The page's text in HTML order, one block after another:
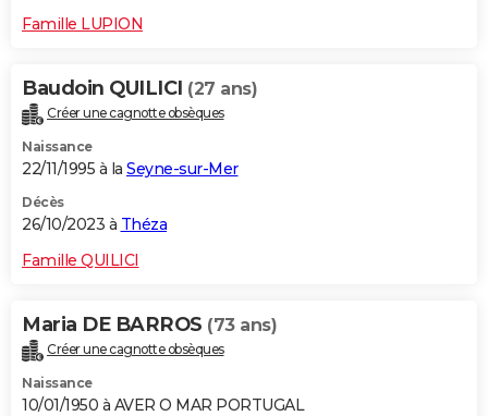
Famille LUPION
Baudoin QUILICI (27 ans)
Créer une cagnotte obsèques
Naissance
22/11/1995 à la Seyne-sur-Mer
Décès
26/10/2023 à Théza
Famille QUILICI
Maria DE BARROS (73 ans)
Créer une cagnotte obsèques
Naissance
10/01/1950 à AVER O MAR PORTUGAL